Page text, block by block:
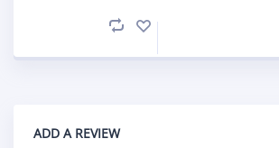
ADD A REVIEW